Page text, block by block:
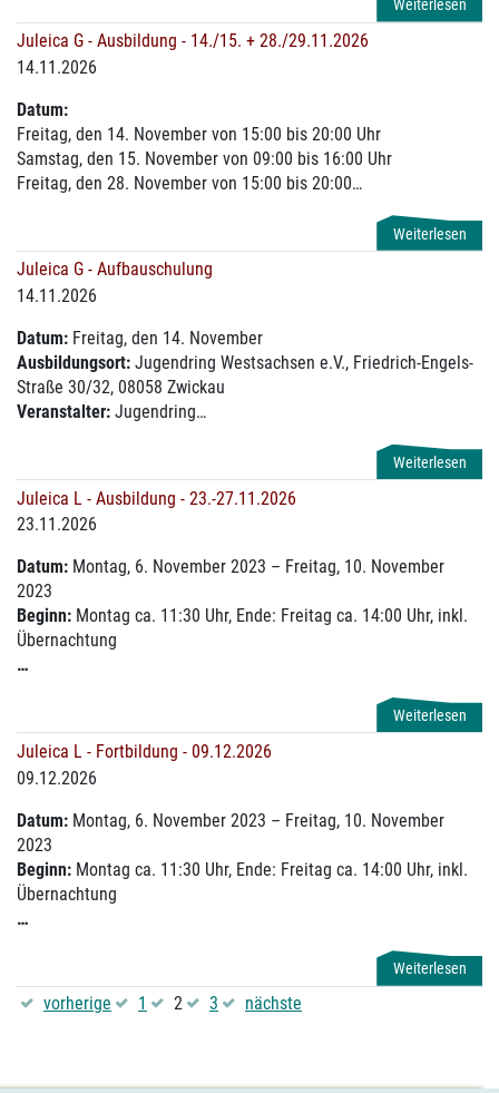
Weiterlesen
Juleica G - Ausbildung - 14./15. + 28./29.11.2026
14.11.2026
Datum:
Freitag, den 14. November von 15:00 bis 20:00 Uhr
Samstag, den 15. November von 09:00 bis 16:00 Uhr
Freitag, den 28. November von 15:00 bis 20:00…
Weiterlesen
Juleica G - Aufbauschulung
14.11.2026
Datum: Freitag, den 14. November
Ausbildungsort: Jugendring Westsachsen e.V., Friedrich-Engels-
Straße 30/32, 08058 Zwickau
Veranstalter: Jugendring…
Weiterlesen
Juleica L - Ausbildung - 23.-27.11.2026
23.11.2026
Datum: Montag, 6. November 2023 – Freitag, 10. November
2023
Beginn: Montag ca. 11:30 Uhr, Ende: Freitag ca. 14:00 Uhr, inkl.
Übernachtung
…
Weiterlesen
Juleica L - Fortbildung - 09.12.2026
09.12.2026
Datum: Montag, 6. November 2023 – Freitag, 10. November
2023
Beginn: Montag ca. 11:30 Uhr, Ende: Freitag ca. 14:00 Uhr, inkl.
Übernachtung
…
Weiterlesen
vorherige 1 2 3 nächste